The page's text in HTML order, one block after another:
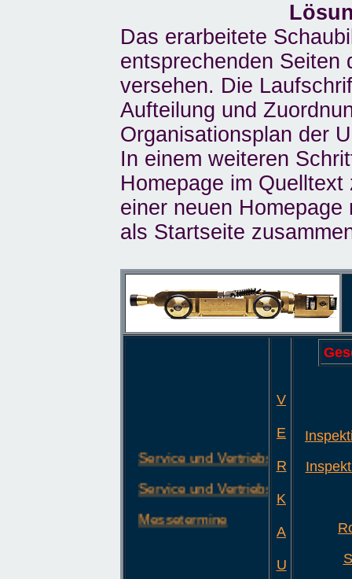
Das erarbeitete
entsprechenden Seiten
versehen. Die
Aufteilung und
Organisationsplan der
In einem weiteren
Homepage im
einer neuen
als Startseite
Service und Vertriebs-Vertretung
Service und Vertriebs-Vertretung
Messetermine
V
E
R
K
A
U